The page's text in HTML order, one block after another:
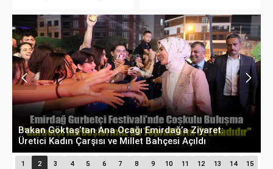
Bakan Göktaş’tan Ana Ocağı Emirdağ’a Ziyaret:
Üretici Kadın Çarşısı ve Millet Bahçesi Açıldı
1 2 3 4 5 6 7 8 9 10 11 12 13 14 15